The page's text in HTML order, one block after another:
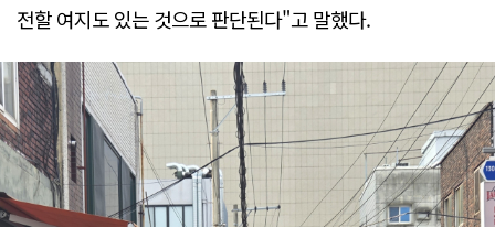
전할 여지도 있는 것으로 판단된다"고 말했다.